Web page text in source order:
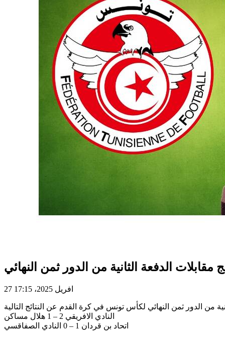
الدفعة الثانية من الدور ثمن النهائي
27 افريل 2025، 17:15
النادي الافريقي 2 – 1 هلال مساكن
اتحاد بن قردان 1 – 0 النادي الصفاقسي